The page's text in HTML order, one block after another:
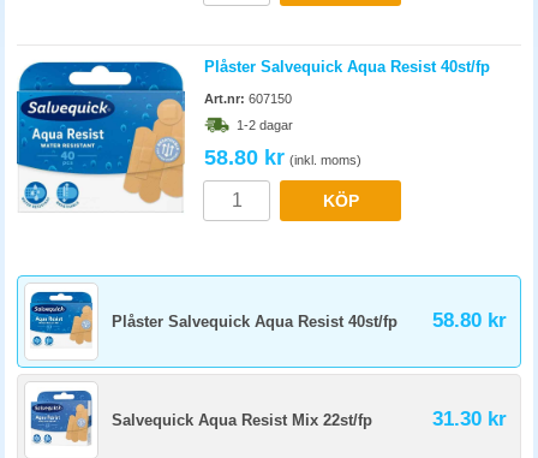
Plåster Salvequick Aqua Resist 40st/fp
Art.nr: 607150
1-2 dagar
58.80 kr (inkl. moms)
KÖP
Plåster Salvequick Aqua Resist 40st/fp 58.80 kr
Salvequick Aqua Resist Mix 22st/fp 31.30 kr